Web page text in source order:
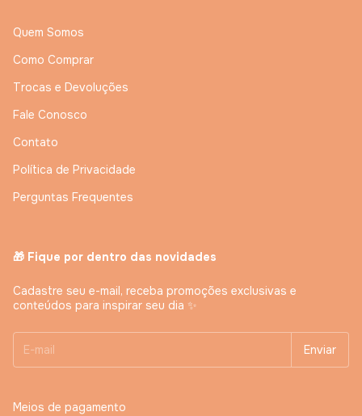
Quem Somos
Como Comprar
Trocas e Devoluções
Fale Conosco
Contato
Política de Privacidade
Perguntas Frequentes
🎁 Fique por dentro das novidades
Cadastre seu e-mail, receba promoções exclusivas e
conteúdos para inspirar seu dia ✨
Meios de pagamento